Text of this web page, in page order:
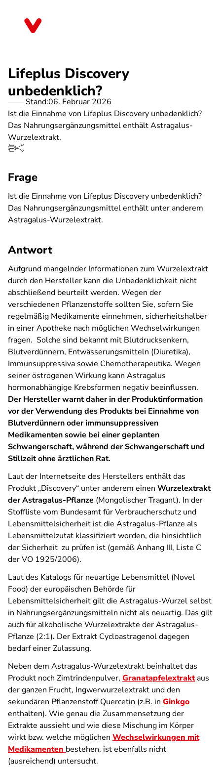
Lifeplus Discovery
unbedenklich?
Stand:06. Februar 2026
Ist die Einnahme von Lifeplus Discovery unbedenklich?
Das Nahrungsergänzungsmittel enthält Astragalus-
Wurzelextrakt.
Frage
Ist die Einnahme von Lifeplus Discovery unbedenklich?
Das Nahrungsergänzungsmittel enthält unter anderem
Astragalus-Wurzelextrakt.
Antwort
Aufgrund mangelnder Informationen zum Wurzelextrakt
durch den Hersteller kann die Unbedenklichkeit nicht
abschließend beurteilt werden. Wegen der
verschiedenen Pflanzenstoffe sollten Sie, sofern Sie
regelmäßig Medikamente einnehmen, sicherheitshalber
in einer Apotheke nach möglichen Wechselwirkungen
fragen. Solche sind bekannt mit Blutdrucksenkern,
Blutverdünnern, Entwässerungsmitteln (Diuretika),
Immunsuppressiva sowie Chemotherapeutika. Wegen
seiner östrogenen Wirkung kann Astragalus
hormonabhängige Krebsformen negativ beeinflussen.
Der Hersteller warnt daher in der Produktinformation
vor der Verwendung des Produkts bei Einnahme von
Blutverdünnern oder immunsuppressiven
Medikamenten sowie bei einer geplanten
Schwangerschaft, während der Schwangerschaft und
Stillzeit ohne ärztlichen Rat.
Laut der Internetseite des Herstellers enthält das
Produkt „Discovery“ unter anderem einen Wurzelextrakt
der Astragalus-Pflanze (Mongolischer Tragant). In der
Stoffliste vom Bundesamt für Verbraucherschutz und
Lebensmittelsicherheit ist die Astragalus-Pflanze als
Lebensmittelzutat klassifiziert worden, die hinsichtlich
der Sicherheit zu prüfen ist (gemäß Anhang III, Liste C
der VO 1925/2006).
Laut des Katalogs für neuartige Lebensmittel (Novel
Food) der europäischen Behörde für
Lebensmittelsicherheit gilt die Astragalus-Wurzel selbst
in Nahrungsergänzungsmitteln nicht als neuartig. Das gilt
auch für alkoholische Wurzelextrakte der Astragalus-
Pflanze (2:1). Der Extrakt Cycloastragenol dagegen
bedarf einer Zulassung.
Neben dem Astragalus-Wurzelextrakt beinhaltet das
Produkt noch Zimtrindenpulver, Granatapfelextraktaus
der ganzen Frucht, Ingwerwurzelextrakt und den
sekundären Pflanzenstoff Quercetin (z.B. in Ginkgo
enthalten). Wie genau die Zusammensetzung der
Extrakte aussieht und wie diese Mischung im Körper
wirkt bzw. welche möglichen Wechselwirkungen mit
Medikamenten bestehen, ist ebenfalls nicht
(ausreichend) untersucht.